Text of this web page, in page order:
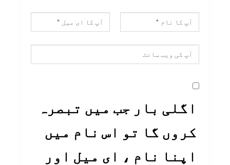
اگلی بار جب میں تبصرہ
کروں گا تو اس نام میں
اپنا نام ، ای میل اور